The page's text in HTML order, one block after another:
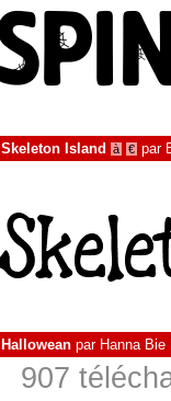
Skeleton Island à € par
Hallowean par Hanna Bie
907